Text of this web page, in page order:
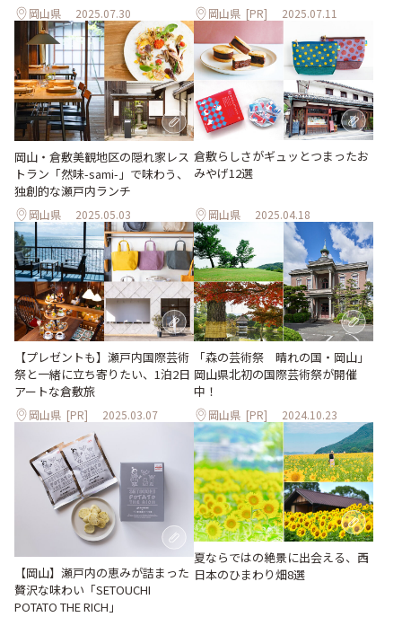
岡山県 2025.07.30 岡山県 [PR] 2025.07.11
岡山・倉敷美観地区の隠れ家レス
トラン「然味-sami-」で味わう、
独創的な瀬戸内ランチ
岡山県 2025.05.03
倉敷らしさがギュッとつまったお
みやげ12選
岡山県 2025.04.18
【プレゼントも】瀬戸内国際芸術
祭と一緒に立ち寄りたい、1泊2日
アートな倉敷旅
岡山県 [PR] 2025.03.07
「森の芸術祭 晴れの国・岡山」
岡山県北初の国際芸術祭が開催
中！
岡山県 [PR] 2024.10.23
【岡山】瀬戸内の恵みが詰まった
贅沢な味わい「SETOUCHI
POTATO THE RICH」
夏ならではの絶景に出会える、西
日本のひまわり畑8選